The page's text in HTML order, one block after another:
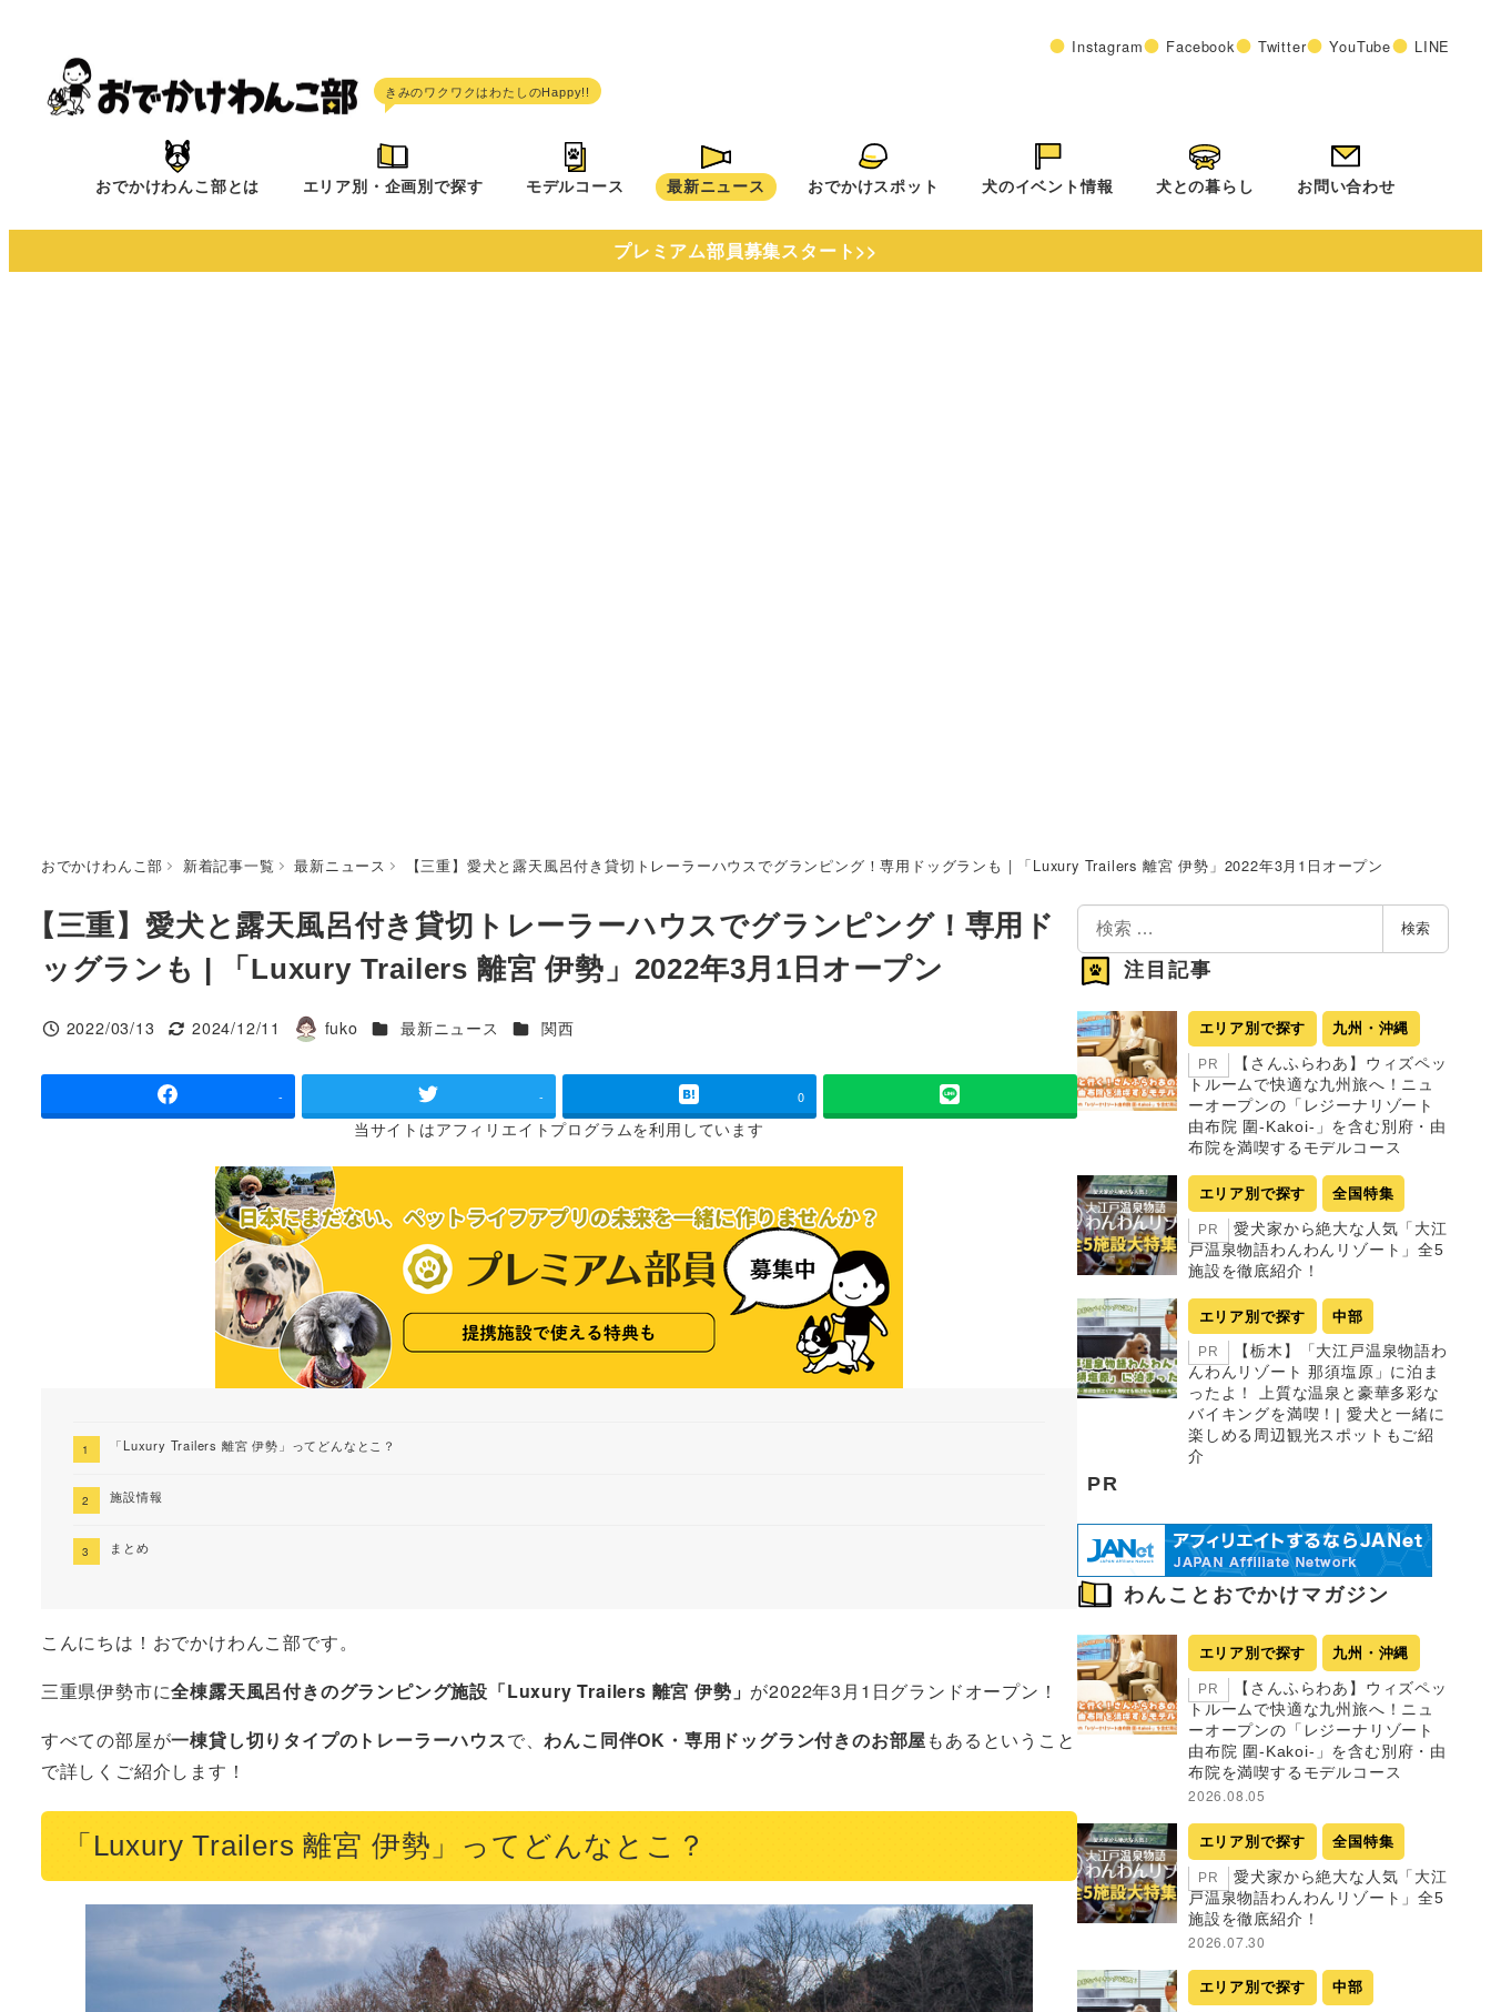
へ
Instagram Facebook Twitter YouTube LINE
おでかけわんこ部とは エリア別・企画別で探す モデルコース 最新ニュース おでかけスポット 犬のイベント情報 犬との暮らし お問い合わせ
プレミアム部員募集スタート>>
おでかけわんこ部 新着記事一覧 最新ニュース 【三重】愛犬と露天風呂付き貸切トレーラーハウスでグランピング！専用ドッグランも | 「Luxury Trailers 離宮 伊勢」2022年3月1日オープン
【三重】愛犬と露天風呂付き貸切トレーラーハウスでグランピング！専用ド
ッグランも | 「Luxury Trailers 離宮 伊勢」2022年3月1日オープン
投稿日
2022/03/13
更新日
2024/12/11
著
fuko カテゴリー
最新ニュース カテゴリー
関西
- - 0
当サイトはアフィリエイトプログラムを利用しています
「Luxury Trailers 離宮 伊勢」ってどんなとこ？
施設情報
まとめ
こんにちは！おでかけわんこ部です。
三重県伊勢市に全棟露天風呂付きのグランピング施設「Luxury Trailers 離宮 伊勢」 が2022年3月1日グランドオープン！
すべての部屋が一棟貸し切りタイプのトレーラーハウスで、わんこ同伴OK・専用ドッグラン付きのお部屋もあるということ
で詳しくご紹介します！
「Luxury Trailers 離宮 伊勢」ってどんなとこ？
検
索
検索
注目記事
エリア別で探す 九州・沖縄
PR
【さんふらわあ】ウィズペッ
トルームで快適な九州旅へ！ニュ
ーオープンの「レジーナリゾート
由布院 圍-Kakoi-」を含む別府・由
布院を満喫するモデルコース
エリア別で探す 全国特集
PR
愛犬家から絶大な人気「大江
戸温泉物語わんわんリゾート」全5
施設を徹底紹介！
エリア別で探す 中部
PR
【栃木】「大江戸温泉物語わ
んわんリゾート 那須塩原」に泊ま
ったよ！ 上質な温泉と豪華多彩な
バイキングを満喫！| 愛犬と一緒に
楽しめる周辺観光スポットもご紹
介
PR
わんことおでかけマガジン
エリア別で探す 九州・沖縄
PR
【さんふらわあ】ウィズペッ
トルームで快適な九州旅へ！ニュ
ーオープンの「レジーナリゾート
由布院 圍-Kakoi-」を含む別府・由
布院を満喫するモデルコース
2026.08.05
エリア別で探す 全国特集
PR
愛犬家から絶大な人気「大江
戸温泉物語わんわんリゾート」全5
施設を徹底紹介！
2026.07.30
エリア別で探す 中部